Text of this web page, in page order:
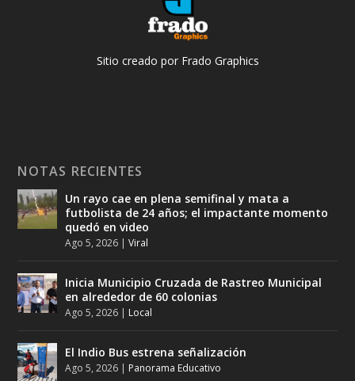
Sitio creado por Frado Graphics
NOTAS RECIENTES
Un rayo cae en plena semifinal y mata a
futbolista de 24 años; el impactante momento
quedó en video
Ago 5, 2026 |Viral
Inicia Municipio Cruzada de Rastreo Municipal
en alrededor de 60 colonias
Ago 5, 2026 | Local
El Indio Bus estrena señalización
Ago 5, 2026 | Panorama Educativo